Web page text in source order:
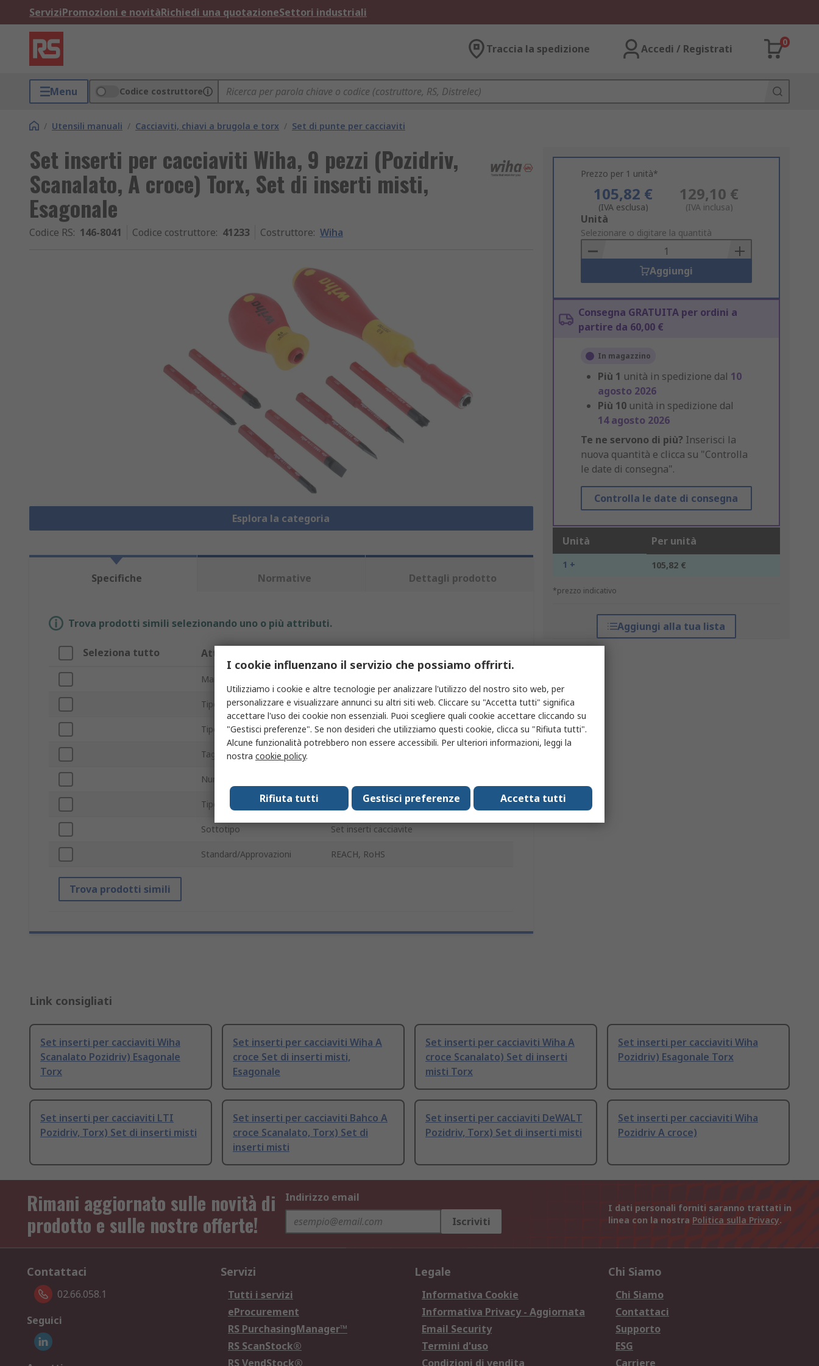
ServiziPromozioni e novitàRichiedi una quotazioneSettori industriali
Traccia la spedizione Accedi / Registrati
0
Menu Codice costruttore
/ Utensili manuali / Cacciaviti, chiavi a brugola e torx / Set di punte per cacciaviti
Set inserti per cacciaviti Wiha, 9 pezzi (Pozidriv,
Scanalato, A croce) Torx, Set di inserti misti,
Esagonale
Codice RS: 146-8041 Codice costruttore: 41233 Costruttore: Wiha
Esplora la categoria
Prezzo per 1 unità*
105,82 €
(IVA esclusa)
129,10 €
(IVA inclusa)
Add
to
Basket
Unità
Selezionare o digitare la quantità
Aggiungi
Consegna GRATUITA per ordini a
partire da 60,00 €
In magazzino
Più 1 unità in spedizione dal 10
agosto 2026
Più 10 unità in spedizione dal
14 agosto 2026
Te ne servono di più? Inserisci la
nuova quantità e clicca su "Controlla
le date di consegna".
Controlla le date di consegna
Unità Per unità
1 + 105,82 €
*prezzo indicativo
Aggiungi alla tua lista
Specifiche Normative Dettagli prodotto
Trova prodotti simili selezionando uno o più attributi.
Seleziona tutto Attributo
Marchio
Tipo di testa Pozidriv, Scanalato, A croce
Tipo prodotto Set inserti per cacciaviti
Taglia
Numero di pezzi
Tipo di azionamento Torx, Set di inserti misti, Esagonale
Sottotipo Set inserti cacciavite
Standard/Approvazioni REACH, RoHS
Trova prodotti simili
Link consigliati
Set inserti per cacciaviti Wiha
Scanalato Pozidriv) Esagonale
Torx
Set inserti per cacciaviti Wiha A
croce Set di inserti misti,
Esagonale
Set inserti per cacciaviti Wiha A
croce Scanalato) Set di inserti
misti Torx
Set inserti per cacciaviti Wiha
Pozidriv) Esagonale Torx
Set inserti per cacciaviti LTI
Pozidriv, Torx) Set di inserti misti
Set inserti per cacciaviti Bahco A
croce Scanalato, Torx) Set di
inserti misti
Set inserti per cacciaviti DeWALT
Pozidriv, Torx) Set di inserti misti
Set inserti per cacciaviti Wiha
Pozidriv A croce)
Rimani aggiornato sulle novità di
prodotto e sulle nostre offerte!
Indirizzo email
Iscriviti
I dati personali forniti saranno trattati in
linea con la nostra Politica sulla Privacy.
Contattaci
02.66.058.1
Seguici
Servizi
Tutti i servizi
eProcurement
RS PurchasingManager™
RS ScanStock®
RS VendStock®
Legale
Informativa Cookie
Informativa Privacy - Aggiornata
Email Security
Termini d'uso
Condizioni di vendita
Chi Siamo
Chi Siamo
Contattaci
Supporto
ESG
Carriere
I cookie influenzano il servizio che possiamo offrirti.
Utilizziamo i cookie e altre tecnologie per analizzare l'utilizzo del nostro sito web, per
personalizzare e visualizzare annunci su altri siti web. Cliccare su "Accetta tutti" significa
accettare l'uso dei cookie non essenziali. Puoi scegliere quali cookie accettare cliccando su
"Gestisci preferenze". Se non desideri che utilizziamo questi cookie, clicca su "Rifiuta tutti".
Alcune funzionalità potrebbero non essere accessibili. Per ulteriori informazioni, leggi la
nostra cookie policy.
Accetta tutti
Gestisci preferenze
Rifiuta tutti